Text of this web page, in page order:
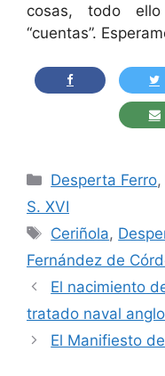
cosas, todo
“cuentas”.
Categorías
Desperta Ferro,
S. XVI
Etiquetas
Ceriñola,
Fernández de
El nacimiento
tratado naval
El Manifiesto